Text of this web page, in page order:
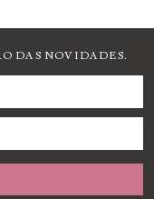
DAS NOVIDADES.